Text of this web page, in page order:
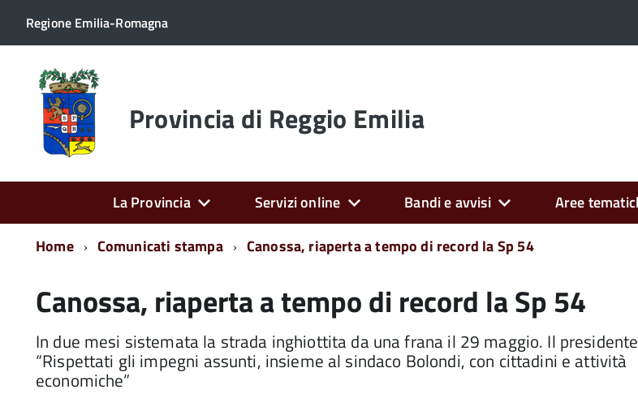
Regione Emilia-Romagna
Torna
alla
home
page Provincia di Reggio Emilia
La Provincia Servizi online Bandi e avvisi Aree
Home
Comunicati stampa Canossa, riaperta a tempo di record la Sp 54
Canossa, riaperta a tempo di record la Sp 54
In due mesi sistemata la strada inghiottita da una frana il 29 maggio. Il
“Rispettati gli impegni assunti, insieme al sindaco Bolondi, con cittadini e attività
economiche”